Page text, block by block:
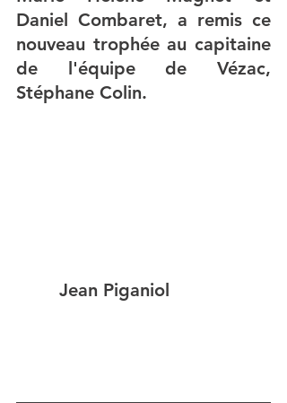
Daniel Combaret, a remis ce
nouveau trophée au capitaine
de l'équipe de Vézac,
Stéphane Colin.
        Jean Piganiol